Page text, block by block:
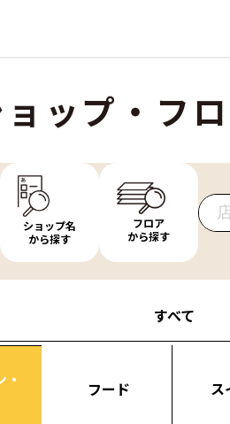
ップ・フ
ショップ名
から探す
フロア
から探す
すべて
フード ス